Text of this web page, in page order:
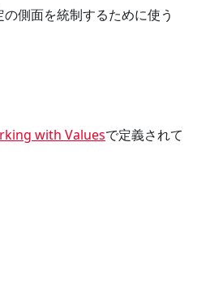
側面を統制するために使う
with Valuesで定義されて